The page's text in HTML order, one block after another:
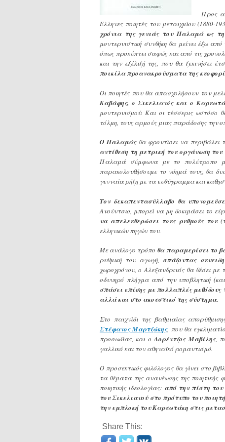
Προς
Ελληνες ποιητές του μεταιχμίου (1880-
χρόνια της γενιάς του Παλαμά ως
μοντερνιστική συνθήκη θα μείνει έξω
όπως προκύπτει σαφώς και από τις
και την εξέλιξή της, που θα ξεκινήσει
ποικίλα προανακρούσματα της
Οι ποιητές που θα απασχολήσουν τον
Καβάφης, ο Σικελιανός και ο
μοντερνισμού. Και οι τέσσερις
τόλμη, τους αρμούς μιας παράδοσης την
Ο Παλαμάςθα φροντίσει να περιβάλει
αντίθεση τη μετρική του οργάνωση
Παλαμά σύμφωνα με το πολύτροπο
παρακολουθήσουμε το νόημά τους, θα
γενναία ρήξη με τα ευθύγραμμα και
Τον δεκαπεντασύλλαβο θα
Ανούντσιο, μπορεί να μη δοκιμάσει το
να απελευθερώσει τους ρυθμούς του
ελληνικών πηγών του.
Με ανάλογο τρόπο θα παραμερίσει το
ρυθμική του αγωγή, σπάζοντας
χωροχρόνου, ο Αλεξανδρινός θα θέσει
οδυνηρό πλήγμα από την υποβλητική
σπάσει επίσης με πολλαπλές
αλλά και στο ακουστικό της σύστημα.
Στο παιχνίδι της βαθμιαίας
Στέφανος Μαρτζώκης, που θα
προσωδίας, και ο Λορέντζος Μαβίλης,
γαλλικό και τον αθηναϊκό ρομαντισμό.
Ο προσεκτικός φιλόλογος θα γίνει στο
τα θέματα της ανανέωσης της ποιητικής
ποιητικής ιδεολογίας: από την πίστη
του Σικελιανού στο πρότυπο του
την εμπλοκή του Καρυωτάκη στις
Share This: